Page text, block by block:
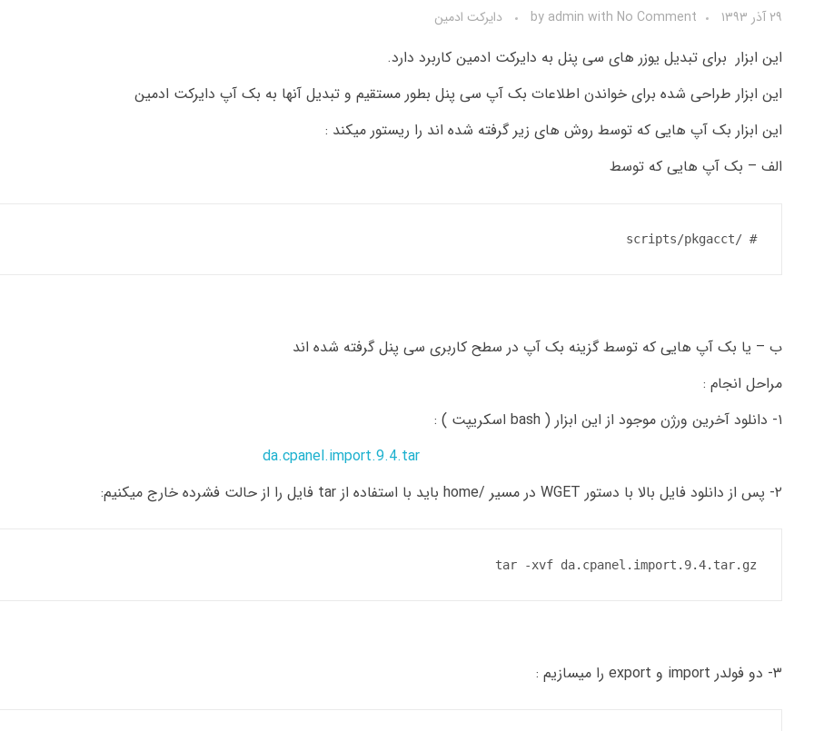
۲۹ آذر ۱۳۹۳ by admin with No Comment دایرکت ادمین
این ابزار برای تبدیل یوزر های سی پنل به دایرکت ادمین کاربرد دارد.
این ابزار طراحی شده برای خواندن اطلاعات بک آپ سی پنل بطور مستقیم و تبدیل آنها به بک آپ دایرکت ادمین
این ابزار بک آپ هایی که توسط روش های زیر گرفته شده اند را ریستور میکند :
الف – بک آپ هایی که توسط
# /scripts/pkgacct
ب – یا بک آپ هایی که توسط گزینه بک آپ در سطح کاربری سی پنل گرفته شده اند
مراحل انجام :
۱- دانلود آخرین ورژن موجود از این ابزار ( bash اسکریپت ) :
da.cpanel.import.9.4.tar
۲- پس از دانلود فایل بالا با دستور WGET در مسیر /home باید با استفاده از tar فایل را از حالت فشرده خارج میکنیم:
tar -xvf da.cpanel.import.9.4.tar.gz
۳- دو فولدر import و export را میسازیم :